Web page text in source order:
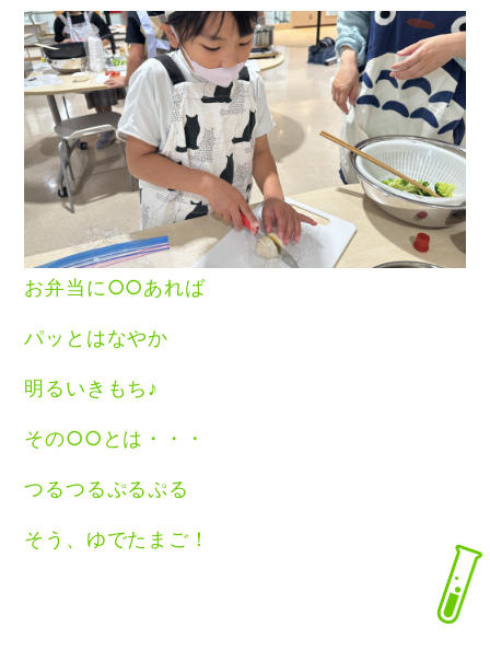
お弁当に○○あれば
パッとはなやか
明るいきもち♪
その○○とは・・・
つるつるぷるぷる
そう、ゆでたまご！